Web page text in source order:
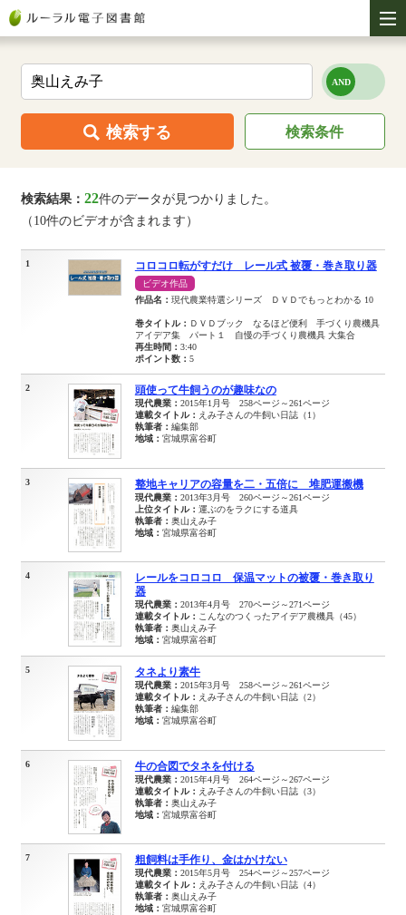
検索する 検索条件
検索結果： 22件のデータが見つかりました。
（10件のビデオが含まれます）
1 コロコロ転がすだけ レール式 被覆・巻き取り器
ビデオ作品
作品名： 現代農業特選シリーズ ＤＶＤでもっとわかる 10
巻タイトル： ＤＶＤブック なるほど便利 手づくり農機具
アイデア集 パート１ 自慢の手づくり農機具 大集合
再生時間： 3:40
ポイント数： 5
2 頭使って牛飼うのが趣味なの
現代農業： 2015年1月号 258ページ～261ページ
連載タイトル： えみ子さんの牛飼い日誌（1）
執筆者： 編集部
地域： 宮城県富谷町
3 整地キャリアの容量を二・五倍に 堆肥運搬機
現代農業： 2013年3月号 260ページ～261ページ
上位タイトル： 運ぶのをラクにする道具
執筆者： 奥山えみ子
地域： 宮城県富谷町
4
レールをコロコロ 保温マットの被覆・巻き取り
器
現代農業： 2013年4月号 270ページ～271ページ
連載タイトル： こんなのつくったアイデア農機具（45）
執筆者： 奥山えみ子
地域： 宮城県富谷町
5 タネより素牛
現代農業： 2015年3月号 258ページ～261ページ
連載タイトル： えみ子さんの牛飼い日誌（2）
執筆者： 編集部
地域： 宮城県富谷町
6 牛の合図でタネを付ける
現代農業： 2015年4月号 264ページ～267ページ
連載タイトル： えみ子さんの牛飼い日誌（3）
執筆者： 奥山えみ子
地域： 宮城県富谷町
7 粗飼料は手作り、金はかけない
現代農業： 2015年5月号 254ページ～257ページ
連載タイトル： えみ子さんの牛飼い日誌（4）
執筆者： 奥山えみ子
地域： 宮城県富谷町